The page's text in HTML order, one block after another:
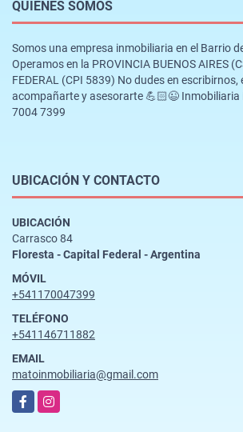
QUIÉNES SOMOS
Somos una empresa inmobiliaria en el Barrio
Operamos en la PROVINCIA BUENOS AIRES
FEDERAL (CPI 5839) No dudes en
acompañarte y asesorarte 💪🏻😉 Inmobiliaria
7004 7399
UBICACIÓN Y CONTACTO
UBICACIÓN
Carrasco 84
Floresta - Capital Federal - Argentina
MÓVIL
+541170047399
TELÉFONO
+541146711882
EMAIL
matoinmobiliaria@gmail.com
FacebookInstagram